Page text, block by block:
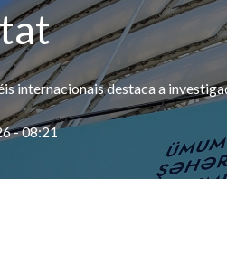
internacionais destaca a
- 08:21